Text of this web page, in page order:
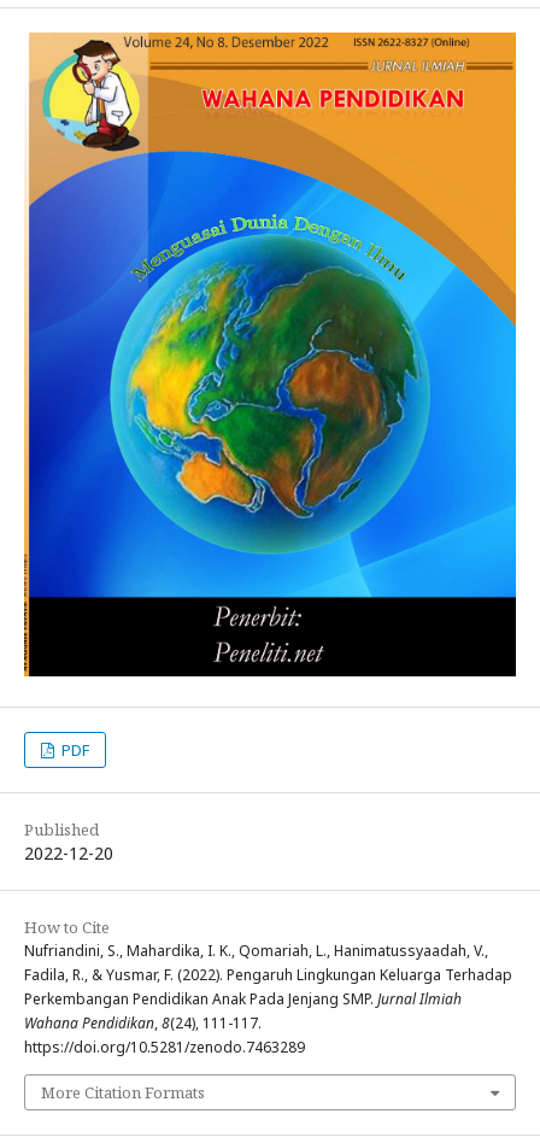
PDF
Published
2022-12-20
How to Cite
Nufriandini, S., Mahardika, I. K., Qomariah, L., Hanimatussyaadah, V.,
Fadila, R., & Yusmar, F. (2022). Pengaruh Lingkungan Keluarga Terhadap
Perkembangan Pendidikan Anak Pada Jenjang SMP. Jurnal Ilmiah
Wahana Pendidikan,8(24), 111-117.
https://doi.org/10.5281/zenodo.7463289
More Citation Formats